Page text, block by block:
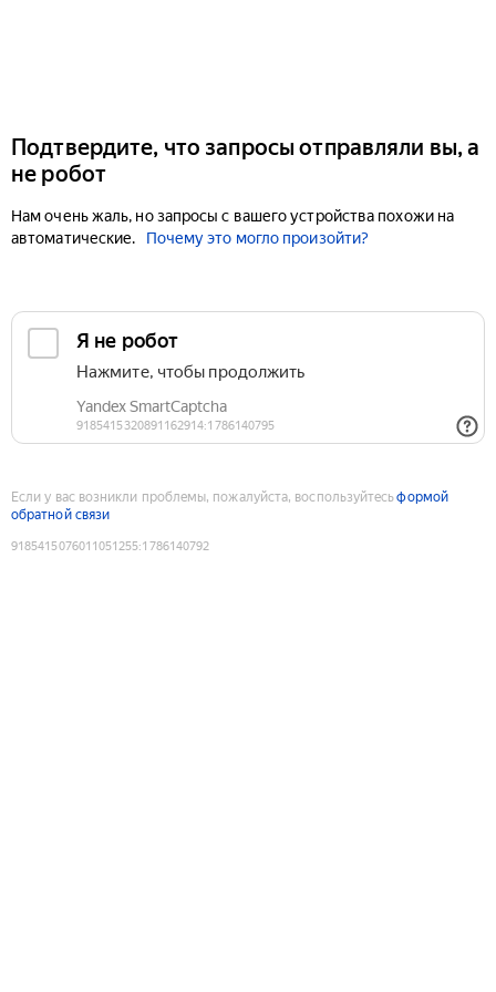
Подтвердите, что запросы отправляли вы, а
не робот
Нам очень жаль, но запросы с вашего устройства похожи на
автоматические.
Почему это могло произойти?
Если у вас возникли проблемы, пожалуйста, воспользуйтесьформой
обратной связи
9185415076011051255:1786140792